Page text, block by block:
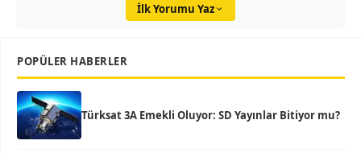
İlk Yorumu Yaz
POPÜLER HABERLER
Türksat 3A Emekli Oluyor: SD Yayınlar Bitiyor mu?